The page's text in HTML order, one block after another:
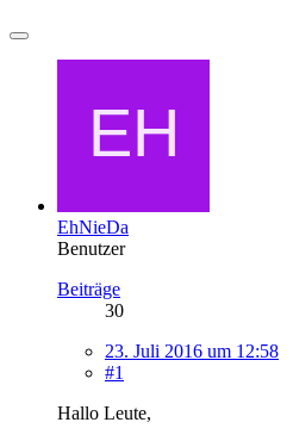
EhNieDa
Benutzer
Beiträge
30
23. Juli 2016 um 12:58
#1
Hallo Leute,